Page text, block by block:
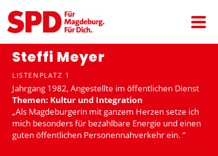
Steffi Meyer
LISTENPLATZ 1
Jahrgang 1982, Angestellte im öffent­lichen Dienst
Themen: Kultur und Integration
„Als Magde­bur­gerin mit ganzem Herzen setze ich
mich besonders für bezahlbare Energie und einen
guten öffent­lichen Perso­nen­nah­verkehr ein. “